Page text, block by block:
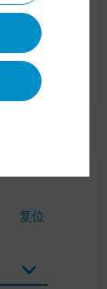
器查找：
复位